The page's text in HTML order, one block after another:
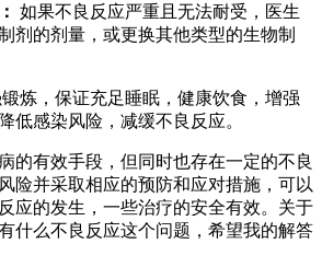
如果不良反应严重且无法耐受，医生
剂的剂量，或更换其他类型的生物制
炼，保证充足睡眠，健康饮食，增强
低感染风险，减缓不良反应。
的有效手段，但同时也存在一定的不良
险并采取相应的预防和应对措施，可以
应的发生，一些治疗的安全有效。关于
什么不良反应这个问题，希望我的解答